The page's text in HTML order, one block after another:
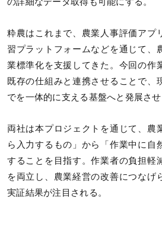
粋農はこれまで、農業人事評価アプ
習プラットフォームなどを通じて、
業標準化を支援してきた。今回の作
既存の仕組みと連携させることで、
でを一体的に支える基盤へと発展させ
両社は本プロジェクトを通じて、農
ら入力するもの」から「作業中に自
することを目指す。作業者の負担軽
を両立し、農業経営の改善につなげ
実証結果が注目される。